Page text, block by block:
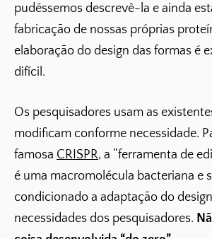
pudéssemos descrevê-la e ainda
fabricação de nossas próprias
elaboração do design das formas é
difícil.
Os pesquisadores usam as
modificam conforme necessidade.
famosa CRISPR, a “ferramenta de
é uma macromolécula bacteriana e
condicionado a adaptação do
necessidades dos pesquisadores.